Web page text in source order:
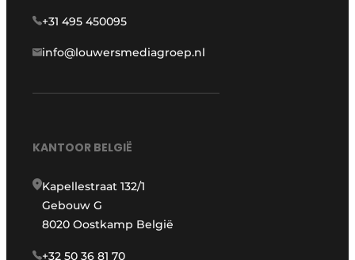
+31 495 450095
info@louwersmediagroep.nl
KANTOOR BELGIË
Kapellestraat 132/1
Gebouw G
8020 Oostkamp België
+32 50 36 81 70